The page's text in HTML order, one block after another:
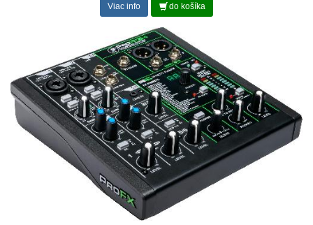
Viac info do košíka